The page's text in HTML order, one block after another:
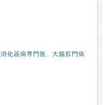
消化器病専門医 、大腸肛門病